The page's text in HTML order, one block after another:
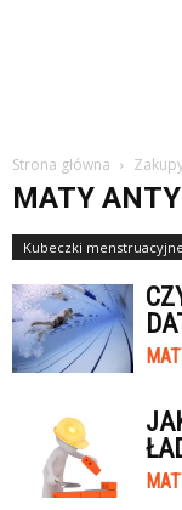
Strona główna
MATY
Kubeczki menstruacyjne